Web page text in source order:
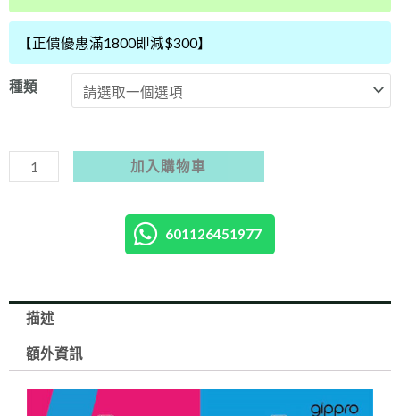
【正價優惠滿1800即減$300】
種類
次
電
650mAh
2%
加入購物車
601126451977
描述
額外資訊